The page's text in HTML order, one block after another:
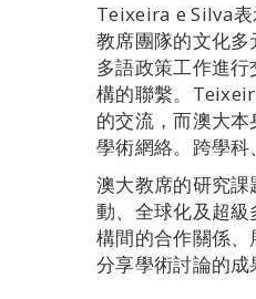
Teixeira e Silva
教席團隊的文化
多語政策工作進
構的聯繫。
的交流，而澳大
學術網絡。跨學科
澳大教席的研究
動、全球化及超
構間的合作關係
分享學術討論的成